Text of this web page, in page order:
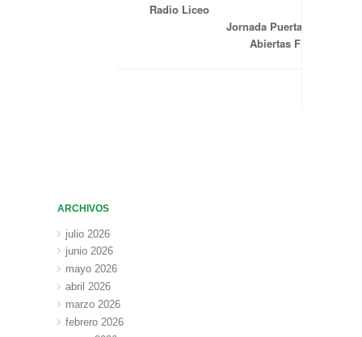
Radio Liceo
Jornada Puertas
Abiertas FP
ARCHIVOS
julio 2026
junio 2026
mayo 2026
abril 2026
marzo 2026
febrero 2026